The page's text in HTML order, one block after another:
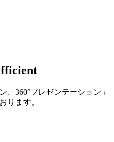
、360°プレゼンテーション」
ります。